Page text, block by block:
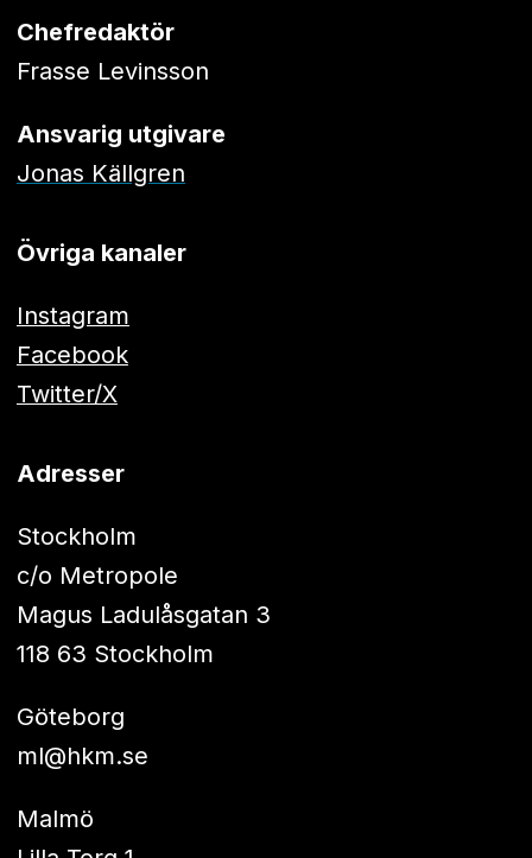
Chefredaktör
Frasse Levinsson
Ansvarig utgivare
Jonas Källgren
Övriga kanaler
Instagram
Facebook
Twitter/X
Adresser
Stockholm
c/o Metropole
Magus Ladulåsgatan 3
118 63 Stockholm
Göteborg
ml@hkm.se
Malmö